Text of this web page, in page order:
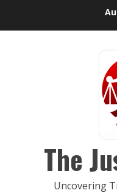
The
Uncovering